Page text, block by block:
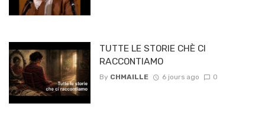
TUTTE LE STORIE CHÈ CI
RACCONTIAMO
By CHMAILLE 6 jours ago 0